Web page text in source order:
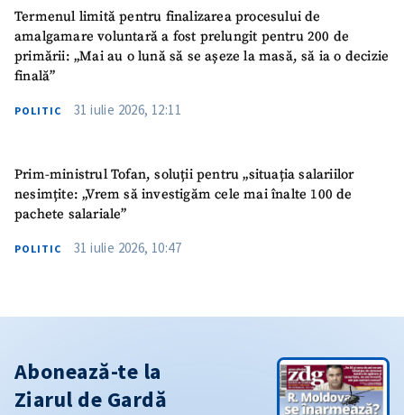
Termenul limită pentru finalizarea procesului de
amalgamare voluntară a fost prelungit pentru 200 de
primării: „Mai au o lună să se așeze la masă, să ia o decizie
finală”
POLITIC 31 iulie 2026, 12:11
Prim-ministrul Tofan, soluții pentru „situația salariilor
nesimțite: „Vrem să investigăm cele mai înalte 100 de
pachete salariale”
POLITIC 31 iulie 2026, 10:47
Abonează-te la
Ziarul de Gardă